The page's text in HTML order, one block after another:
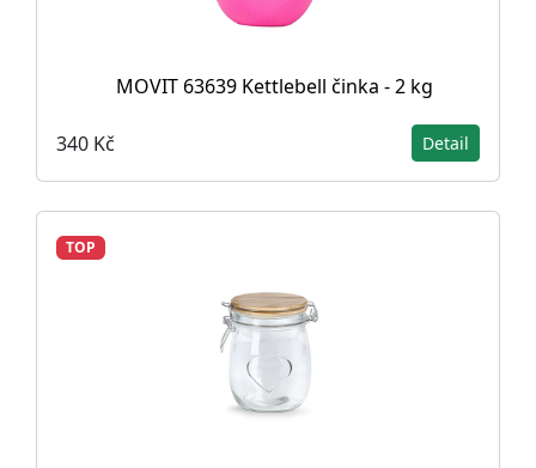
MOVIT 63639 Kettlebell činka - 2 kg
340 Kč Detail
TOP